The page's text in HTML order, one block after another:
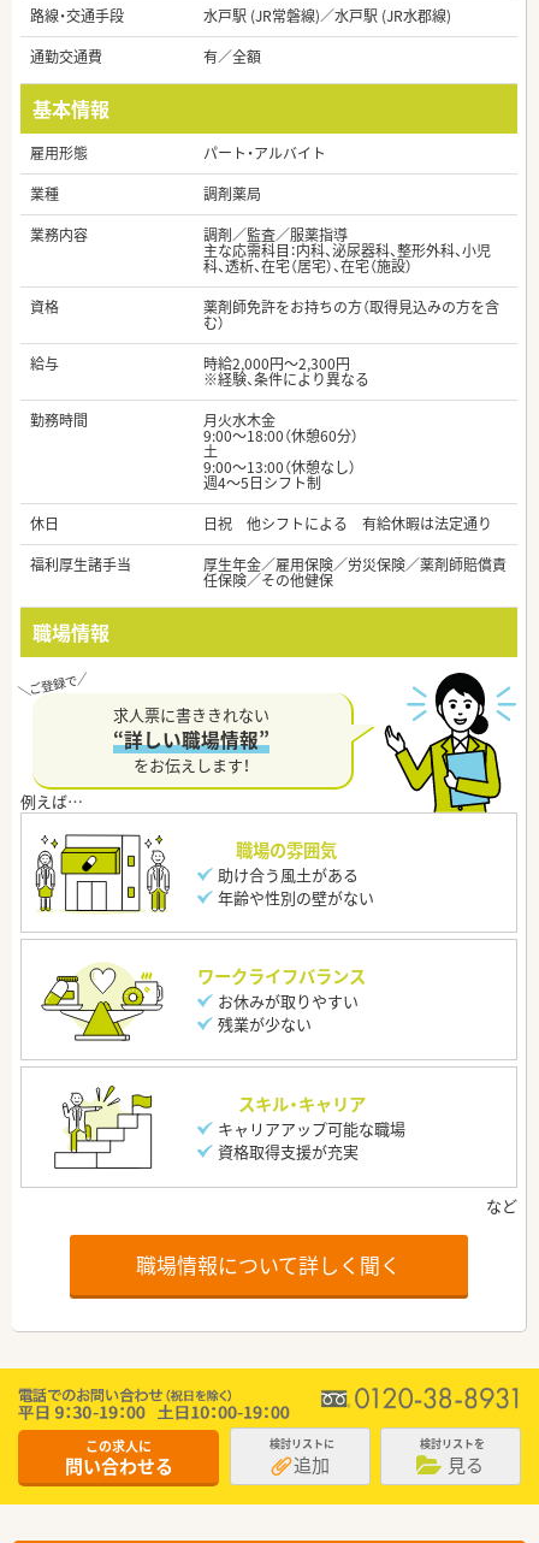
路線・交通手段
水戸駅 (JR常磐線)／水戸駅 (JR水郡線)
通勤交通費
有／全額
基本情報
雇用形態
パート・アルバイト
業種
調剤薬局
業務内容
調剤／監査／服薬指導
主な応需科目：内科、泌尿器科、整形外科、小児
科、透析、在宅（居宅）、在宅（施設）
資格
薬剤師免許をお持ちの方（取得見込みの方を含
む）
給与
時給2,000円～2,300円
※経験、条件により異なる
勤務時間
月火水木金
9:00～18:00（休憩60分）
土
9:00～13:00（休憩なし）
週4～5日シフト制
休日
日祝 他シフトによる 有給休暇は法定通り
福利厚生諸手当
厚生年金／雇用保険／労災保険／薬剤師賠償責
任保険／その他健保
職場情報
求人票に書ききれない
“詳しい職場情報”
をお伝えします！
職場の雰囲気
助け合う風土がある
年齢や性別の壁がない
ワークライフバランス
お休みが取りやすい
残業が少ない
スキル・キャリア
キャリアアップ可能な職場
資格取得支援が充実
職場情報について詳しく聞く
この求人に
問い合わせる
検討リストに
追加
検討リストを
見る